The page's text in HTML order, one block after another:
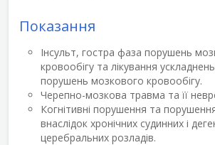
Показання
Інсульт, гостра фаза порушень
кровообігу та лікування ускладнень
порушень мозкового кровообігу.
Черепно-мозкова травма та її
Когнітивні порушення та
внаслідок хронічних судинних і
церебральних розладів.